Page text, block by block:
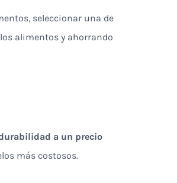
seleccionar una de
alimentos y ahorrando
a un precio
más costosos.